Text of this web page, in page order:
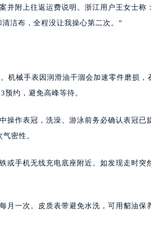
并附上往返运费说明。浙江用户王女士称
洁布，全程没让我操心第二次。”
机械手表因润滑油干涸会加速零件磨损
约，避免高峰等待。
操作表冠，洗澡、游泳前务必确认表冠已
密性。
或手机无线充电底座附近。如发现走时突
月一次。皮质表带避免水洗，可用貂油保